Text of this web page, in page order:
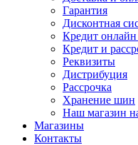
Гарантия
Дисконтная
Кредит
Кредит и
Реквизиты
Дистрибуция
Рассрочка
Хранение шин
Наш магазин
Магазины
Контакты